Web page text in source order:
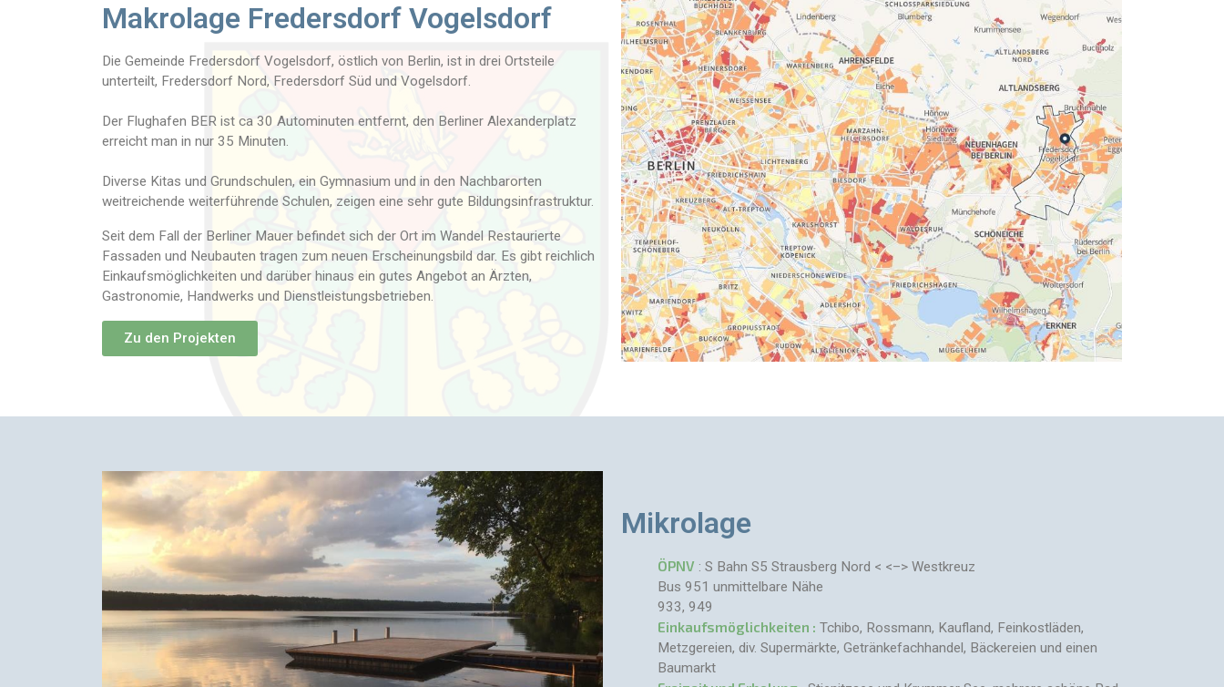
Makrolage Fredersdorf Vogelsdorf
Die Gemeinde Fredersdorf Vogelsdorf, östlich von Berlin, ist in drei Ortsteile
unterteilt, Fredersdorf Nord, Fredersdorf Süd und Vogelsdorf.
Der Flughafen BER ist ca 30 Autominuten entfernt, den Berliner Alexanderplatz
erreicht man in nur 35 Minuten.
Diverse Kitas und Grundschulen, ein Gymnasium und in den Nachbarorten
weitreichende weiterführende Schulen, zeigen eine sehr gute Bildungsinfrastruktur.
Seit dem Fall der Berliner Mauer befindet sich der Ort im Wandel Restaurierte
Fassaden und Neubauten tragen zum neuen Erscheinungsbild dar. Es gibt reichlich
Einkaufsmöglichkeiten und darüber hinaus ein gutes Angebot an Ärzten,
Gastronomie, Handwerks und Dienstleistungsbetrieben.
Zu den Projekten
Mikrolage
ÖPNV : S Bahn S5 Strausberg Nord < <–> Westkreuz
Bus 951 unmittelbare Nähe
933, 949
Einkaufsmöglichkeiten : Tchibo, Rossmann, Kaufland, Feinkostläden,
Metzgereien, div. Supermärkte, Getränkefachhandel, Bäckereien und einen
Baumarkt